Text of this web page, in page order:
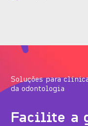
Soluções para
da odontologia
Facilite a